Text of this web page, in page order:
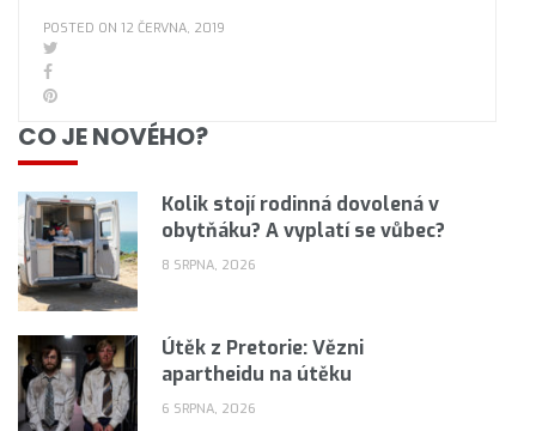
POSTED ON 12 ČERVNA, 2019
CO JE NOVÉHO?
Kolik stojí rodinná dovolená v
obytňáku? A vyplatí se vůbec?
8 SRPNA, 2026
Útěk z Pretorie: Vězni
apartheidu na útěku
6 SRPNA, 2026